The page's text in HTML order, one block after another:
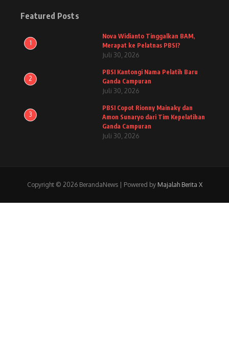
Featured Posts
1
Nova Widianto Tinggalkan BAM,
Merapat ke Pelatnas PBSI?
Juli 30, 2026
2
PBSI Kantongi Nama Pelatih Baru
Ganda Campuran
Juli 30, 2026
3
PBSI Copot Rionny Mainaky dan
Amon Sunaryo dari Tim Kepelatihan
Ganda Campuran
Juli 30, 2026
Copyright © 2026 BerandaNews | Powered by Majalah Berita X